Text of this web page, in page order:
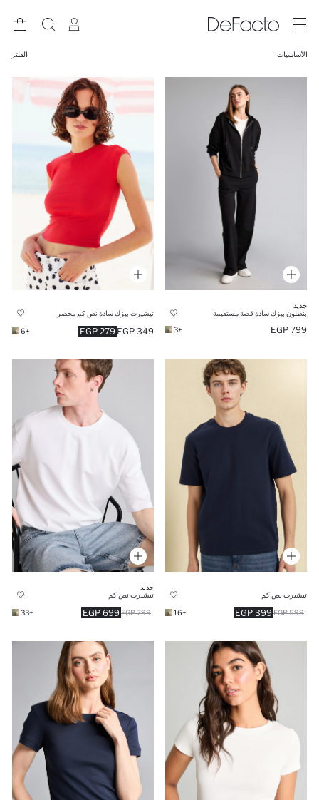
الأساسيات الفلتر
جديد
بنطلون بيزك سادة قصة مستقيمة
799 EGP
+3
تيشيرت بيزك سادة نص كم مخصر
279 EGP 349 EGP
+6
تيشيرت نص كم
399 EGP 599 EGP
+16
جديد
تيشيرت نص كم
699 EGP 799 EGP
+33